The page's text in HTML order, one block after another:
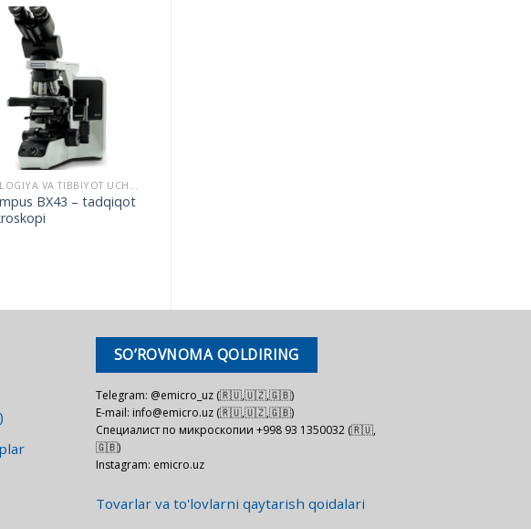
BX43 – tadqiqot
SO’ROVNOMA QOLDIRING
Telegram: @emicro_uz (🇷🇺,🇺🇿,🇬🇧)
E-mail: info@emicro.uz (🇷🇺,🇺🇿,🇬🇧)
Специалист по микроскопии +998 93 1350032 (🇷🇺,
🇬🇧)
Instagram: emicro.uz
Tovarlar va to'lovlarni qaytarish qoidalari